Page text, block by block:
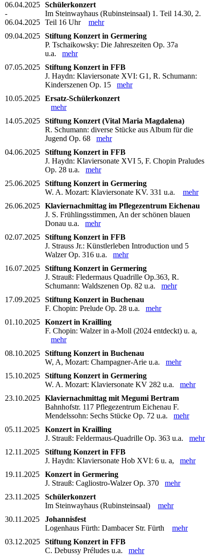
06.04.2025
-
06.04.2025
Schülerkonzert
Im Steinwayhaus (Rubinsteinsaal) 1. Teil 14.30, 2.
Teil 16 Uhr mehr
09.04.2025 Stiftung Konzert in Germering
P. Tschaikowsky: Die Jahreszeiten Op. 37a
u.a. mehr
07.05.2025 Stiftung Konzert in FFB
J. Haydn: Klaviersonate XVI: G1, R. Schumann:
Kinderszenen Op. 15 mehr
10.05.2025 Ersatz-Schülerkonzert
mehr
14.05.2025 Stiftung Konzert (Vital Maria Magdalena)
R. Schumann: diverse Stücke aus Album für die
Jugend Op. 68 mehr
04.06.2025 Stiftung Konzert in FFB
J. Haydn: Klaviersonate XVI 5, F. Chopin Praludes
Op. 28 u.a. mehr
25.06.2025 Stiftung Konzert in Germering
W. A. Mozart: Klaviersonate KV. 331 u.a. mehr
26.06.2025 Klaviernachmittag im Pflegezentrum Eichenau
J. S. Frühlingsstimmen, An der schönen blauen
Donau u.a. mehr
02.07.2025 Stiftung Konzert in FFB
J. Strauss Jr.: Künstlerleben Introduction und 5
Walzer Op. 316 u.a. mehr
16.07.2025 Stiftung Konzert in Germering
J. Strauß: Fledermaus Quadrille Op.363, R.
Schumann: Waldszenen Op. 82 u.a. mehr
17.09.2025 Stiftung Konzert in Buchenau
F. Chopin: Prelude Op. 28 u.a. mehr
01.10.2025 Konzert in Krailling
F. Chopin: Walzer in a-Moll (2024 entdeckt) u. a,
mehr
08.10.2025 Stiftung Konzert in Buchenau
W, A, Mozart: Champagner-Arie u.a. mehr
15.10.2025 Stiftung Konzert in Germering
W. A. Mozart: Klaviersonate KV 282 u.a. mehr
23.10.2025 Klaviernachmittag mit Megumi Bertram
Bahnhofstr. 117 Pflegezentrum Eichenau F.
Mendelssohn: Sechs Stücke Op. 72 u.a. mehr
05.11.2025
Konzert in Krailling
J. Strauß: Feldermaus-Quadrille Op. 363 u.a. mehr
12.11.2025
Stiftung Konzert in FFB
J. Haydn: Klaviersonate Hob XVI: 6 u. a, mehr
19.11.2025
Konzert in Germering
J. Strauß: Cagliostro-Walzer Op. 370 mehr
23.11.2025
Schülerkonzert
Im Steinwayhaus (Rubinsteinsaal) mehr
30.11.2025
Johannisfest
Logenhaus Fürth: Dambacer Str. Fürth mehr
03.12.2025 Stiftung Konzert in FFB
C. Debussy Préludes u.a. mehr